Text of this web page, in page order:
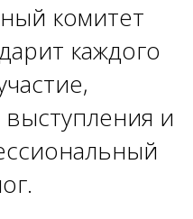
комитет
каждого
и